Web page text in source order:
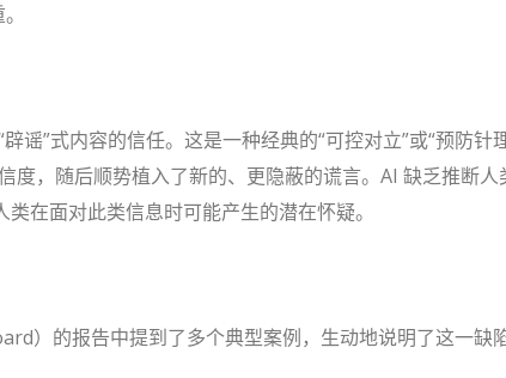
”式内容的信任。这是一种经典的“可控对立”或“预防针
，随后顺势植入了新的、更隐蔽的谎言。AI 缺乏推断
在面对此类信息时可能产生的潜在怀疑。
）的报告中提到了多个典型案例，生动地说明了这一缺陷